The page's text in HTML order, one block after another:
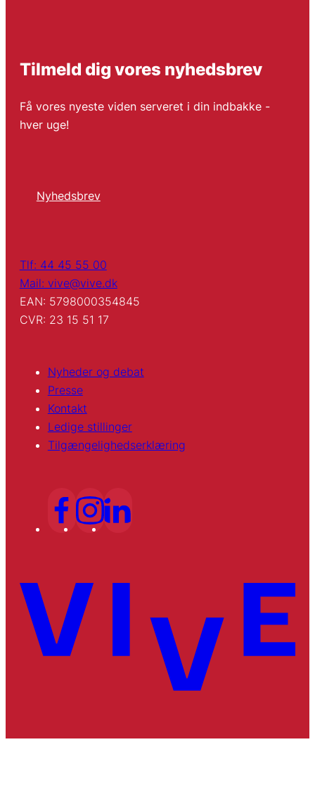
Tilmeld dig vores nyhedsbrev
Få vores nyeste viden serveret i din indbakke -
hver uge!
Nyhedsbrev
Tlf: 44 45 55 00
Mail: vive@vive.dk
EAN: 5798000354845
CVR: 23 15 51 17
Nyheder og debat
Presse
Kontakt
Ledige stillinger
Tilgængelighedserklæring